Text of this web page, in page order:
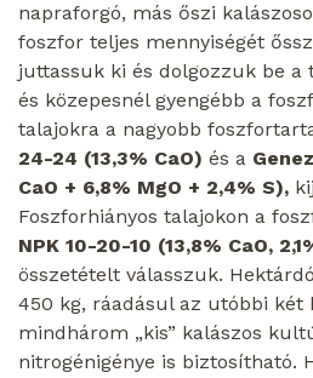
napraforgó, más őszi
foszfor teljes mennyiségét
juttassuk ki és dolgozzuk be a
és közepesnél gyengébb a
talajokra a nagyobb
24-24 (13,3% CaO) és a
CaO + 6,8% MgO + 2,4% S),
Foszforhiányos talajokon a
NPK 10-20-10 (13,8% CaO,
összetételt válasszuk.
450 kg, ráadásul az utóbbi két
mindhárom „kis” kalászos
nitrogénigénye is biztosítható.